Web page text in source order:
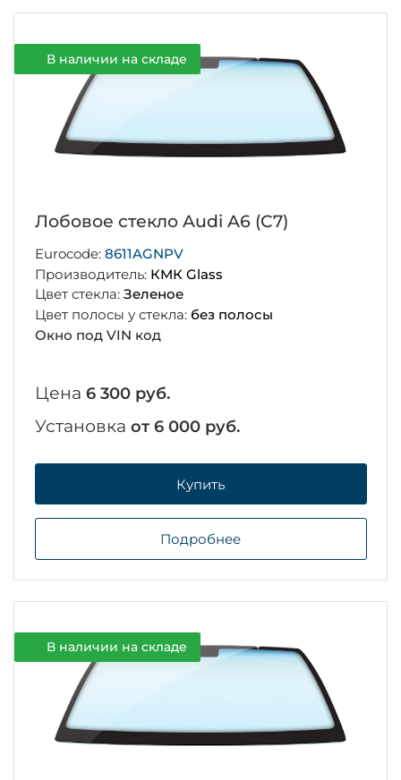
В наличии на складе
Лобовое стекло Audi A6 (C7)
Eurocode: 8611AGNPV
Производитель: КМК Glass
Цвет стекла: Зеленое
Цвет полосы у стекла: без полосы
Окно под VIN код
Цена 6 300 руб.
Установка от 6 000 руб.
Купить
Подробнее
В наличии на складе